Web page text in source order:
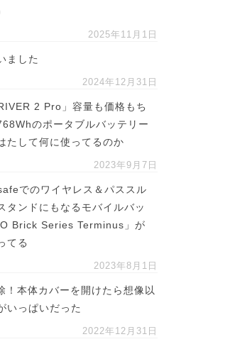
2025年11月1日
ました
2024年12月31日
2 Pro」容量も価格もち
のポータブルバッテリー
たして何に使ってるのか
2023年9月7日
でのワイヤレス＆パススル
タンドにもなるモバイルバッ
Brick Series Terminus」が
てる
2023年8月1日
！本体カバーを開けたら想像以
いっぱいだった
2022年12月31日